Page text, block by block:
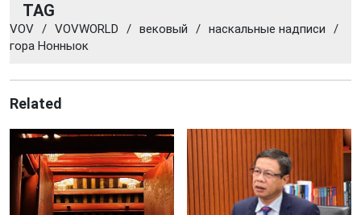
TAG
VOV / VOVWORLD / вековый / наскальные надписи
/
гора Нонныок
Related